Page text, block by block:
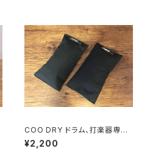
COO DRY ドラム、打楽器専用
乾燥剤 CDCD
¥2,200